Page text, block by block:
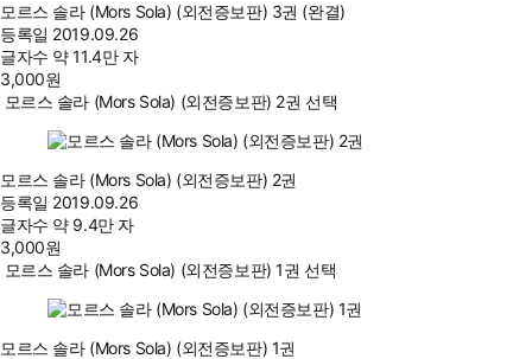
모르스 솔라 (Mors Sola) (외전증보판) 3권 (완결)
등록일 2019.09.26
글자수 약 11.4만 자
3,000원
모르스 솔라 (Mors Sola) (외전증보판) 2권 선택
모르스 솔라 (Mors Sola) (외전증보판) 2권
등록일 2019.09.26
글자수 약 9.4만 자
3,000원
모르스 솔라 (Mors Sola) (외전증보판) 1권 선택
모르스 솔라 (Mors Sola) (외전증보판) 1권